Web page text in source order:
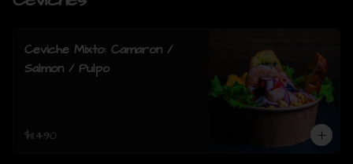
Ceviche Mixto: Camaron /
Salmon / Pulpo
$11.490